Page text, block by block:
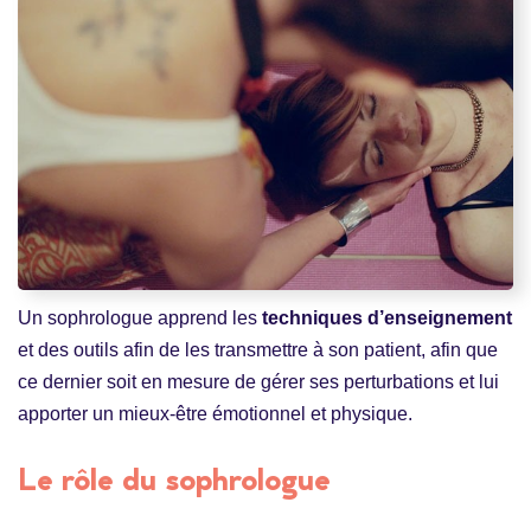
Un sophrologue apprend les techniques d’enseignement
et des outils afin de les transmettre à son patient, afin que
ce dernier soit en mesure de gérer ses perturbations et lui
apporter un mieux-être émotionnel et physique.
Le rôle du sophrologue